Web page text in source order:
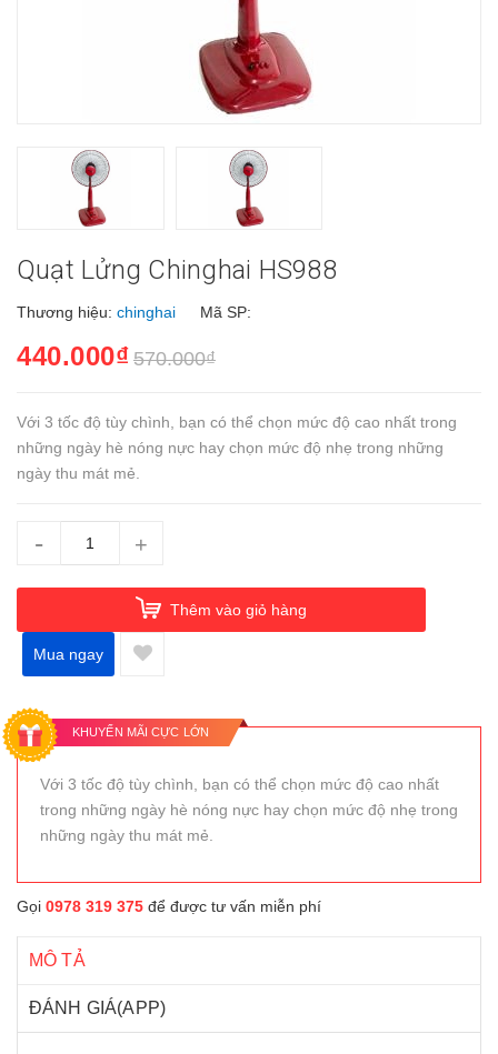
Quạt Lửng Chinghai HS988
Thương hiệu: chinghai Mã SP:
440.000₫ 570.000₫
Với 3 tốc độ tùy chình, bạn có thể chọn mức độ cao nhất trong
những ngày hè nóng nực hay chọn mức độ nhẹ trong những
ngày thu mát mẻ.
- +
Thêm vào giỏ hàng
Mua ngay
KHUYẾN MÃI CỰC LỚN
Với 3 tốc độ tùy chình, bạn có thể chọn mức độ cao nhất
trong những ngày hè nóng nực hay chọn mức độ nhẹ trong
những ngày thu mát mẻ.
Gọi 0978 319 375 để được tư vấn miễn phí
MÔ TẢ
ĐÁNH GIÁ(APP)